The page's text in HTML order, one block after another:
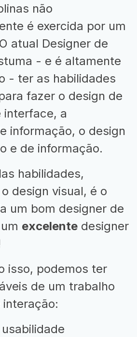
não
é exercida por um
atual Designer de
- e é altamente
- ter as habilidades
fazer o design de
interface, a
informação, o design
e de informação.
habilidades,
design visual, é o
um bom designer de
excelente designer
isso, podemos ter
de um trabalho